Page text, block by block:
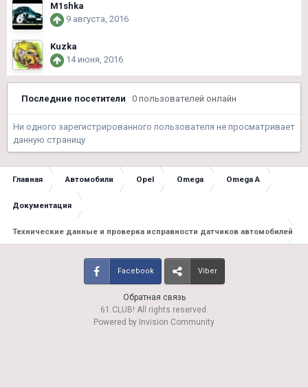
M1shka
9 августа, 2016
Kuzka
14 июня, 2016
Последние посетители 0 пользователей онлайн
Ни одного зарегистрированного пользователя не просматривает
данную страницу
Главная Автомобили Opel Omega Omega A
Документация
Технические данные и проверка исправности датчиков автомобилей
Обратная связь
Facebook Viber
61.CLUB! All rights reserved.
Powered by Invision Community